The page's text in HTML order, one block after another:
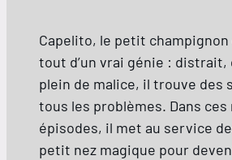
Capelito, le petit champignon
tout d’un vrai génie :
plein de malice, il trouve des
tous les problèmes. Dans ces
épisodes, il met au service
petit nez magique pour